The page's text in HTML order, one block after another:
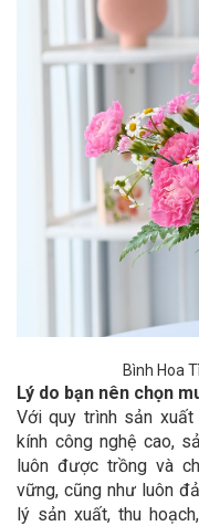
Bình Hoa
Lý do bạn nên chọn
Với quy trình sản
kính công nghệ cao,
luôn được trồng và
vững, cũng như luôn
lý sản xuất, thu